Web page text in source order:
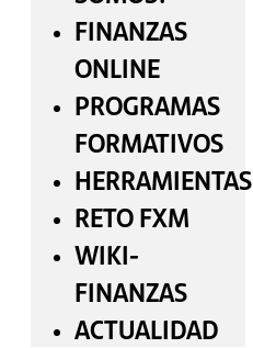
FINANZAS
ONLINE
PROGRAMAS
FORMATIVOS
HERRAMIENTAS
RETO FXM
WIKI-
FINANZAS
ACTUALIDAD